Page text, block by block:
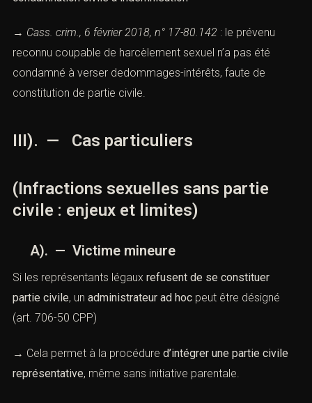
→ Cass. crim., 6 février 2018, n° 17-80.142 : le prévenu
reconnu coupable de harcèlement sexuel n’a pas été
condamné à verser dedommages-intérêts, faute de
constitution de partie civile.
III). — Cas particuliers
(Infractions sexuelles sans partie
civile : enjeux et limites)
A). — Victime mineure
Si les représentants légaux refusent de se constituer
partie civile, un administrateur ad hoc peut être désigné
(art. 706-50 CPP)
→ Cela permet à la procédure d’intégrer une partie civile
représentative, même sans initiative parentale.